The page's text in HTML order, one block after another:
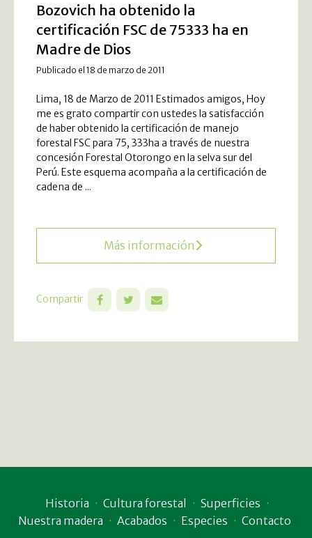
Bozovich ha obtenido la
certificación FSC de 75333 ha en
Madre de Dios
Publicado el 18 de marzo de 2011
Lima, 18 de Marzo de 2011 Estimados amigos, Hoy
me es grato compartir con ustedes la satisfacción
de haber obtenido la certificación de manejo
forestal FSC para 75, 333ha a través de nuestra
concesión Forestal Otorongo en la selva sur del
Perú. Este esquema acompaña a la certificación de
cadena de ...
Más información
Compartir
Historia Cultura forestal
Superficies
Nuestra madera
Acabados Especies Contacto